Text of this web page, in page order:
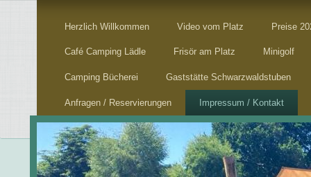
Herzlich Willkommen Video vom Platz Preise
Café Camping Lädle Frisör am Platz Minigolf
Camping Bücherei Gaststätte Schwarzwaldstuben
Anfragen / Reservierungen Impressum / Kontakt